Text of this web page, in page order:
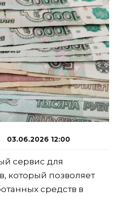
03.06.2026 12:00
сервис для
который позволяет
средств в